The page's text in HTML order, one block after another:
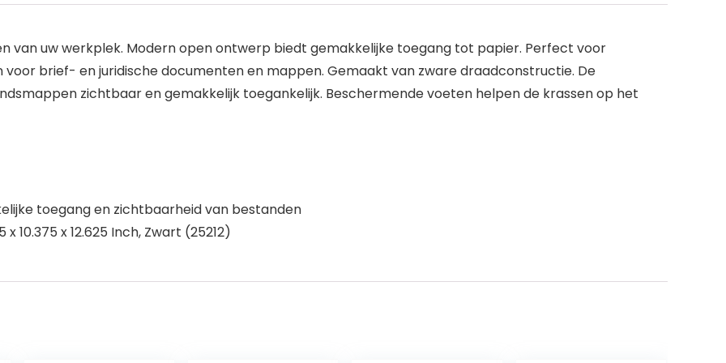
van uw werkplek. Modern open ontwerp biedt gemakkelijke toegang tot papier. Perfect voor
brief- en juridische documenten en mappen. Gemaakt van zware draadconstructie. De
zichtbaar en gemakkelijk toegankelijk. Beschermende voeten helpen de krassen op het
toegang en zichtbaarheid van bestanden
10.375 x 12.625 Inch, Zwart (25212)